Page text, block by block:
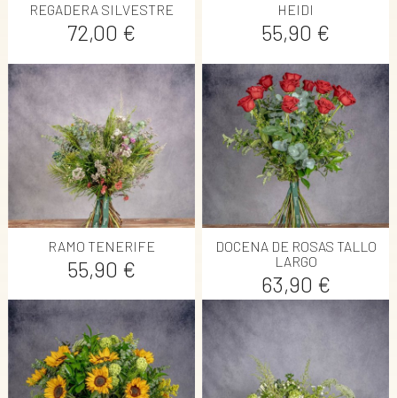
REGADERA SILVESTRE
Precio
72,00 €
HEIDI
Precio
55,90 €
RAMO TENERIFE
Precio
55,90 €
DOCENA DE ROSAS TALLO
LARGO
Precio
63,90 €